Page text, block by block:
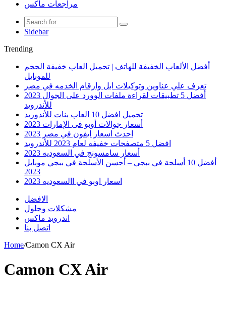
مراجعات ماكس
Sidebar
Trending
أفضل الألعاب الخفيفة للهاتف | تحميل العاب خفيفة الحجم
للموبايل
تعرف علي عناوين وتوكيلات ابل وارقام الخدمه في مصر
أفضل 5 تطبيقات لقراءة ملفات الوورد على الجوال 2023
للأندرويد
تحميل افضل 10 العاب بنات للأندوريد
أسعار جوالات أوبو فى الإمارات 2023
احدث اسعار ايفون في مصر 2023
افضل 5 متصفحات خفيفه لعام 2023 للأندرويد
أسعار سامسونج في السعوديه 2023
أفضل 10 أسلحة في ببجي – أحسن الأسلحة في ببجي موبايل
2023
اسعار اوبو في االسعوديه 2023
الافضل
مشكلات وحلول
اندرويد ماكس
اتصل بنا
Home/Camon CX Air
Camon CX Air